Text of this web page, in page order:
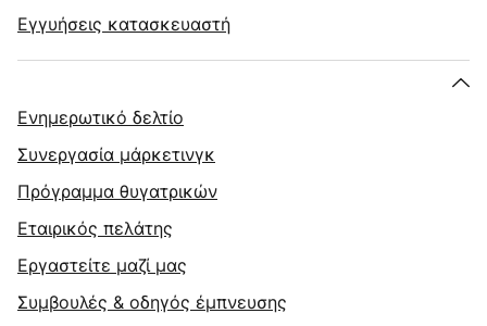
Εγγυήσεις κατασκευαστή
Ενημερωτικό δελτίο
Συνεργασία μάρκετινγκ
Πρόγραμμα θυγατρικών
Εταιρικός πελάτης
Εργαστείτε μαζί μας
Συμβουλές & οδηγός έμπνευσης